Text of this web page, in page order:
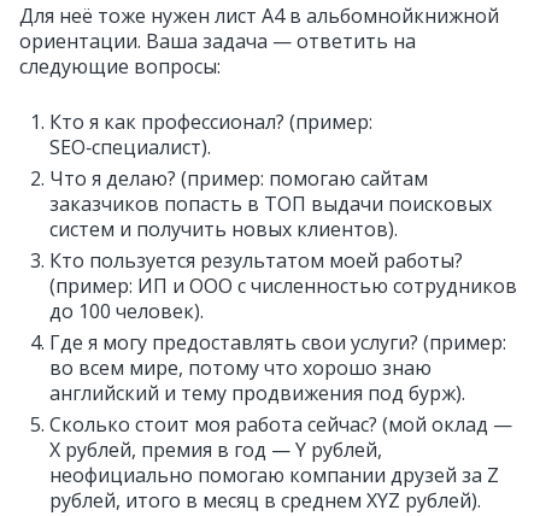
Для неё тоже нужен лист А4 в альбомнойкнижной
ориентации. Ваша задача — ответить на
следующие вопросы:
Кто я как профессионал? (пример:
SEO‑специалист).
Что я делаю? (пример: помогаю сайтам
заказчиков попасть в ТОП выдачи поисковых
систем и получить новых клиентов).
Кто пользуется результатом моей работы?
(пример: ИП и ООО с численностью сотрудников
до 100 человек).
Где я могу предоставлять свои услуги? (пример:
во всем мире, потому что хорошо знаю
английский и тему продвижения под бурж).
Сколько стоит моя работа сейчас? (мой оклад —
Х рублей, премия в год — Y рублей,
неофициально помогаю компании друзей за Z
рублей, итого в месяц в среднем XYZ рублей).